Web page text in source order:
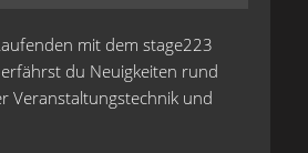
mit dem stage223
du Neuigkeiten rund
Veranstaltungstechnik und